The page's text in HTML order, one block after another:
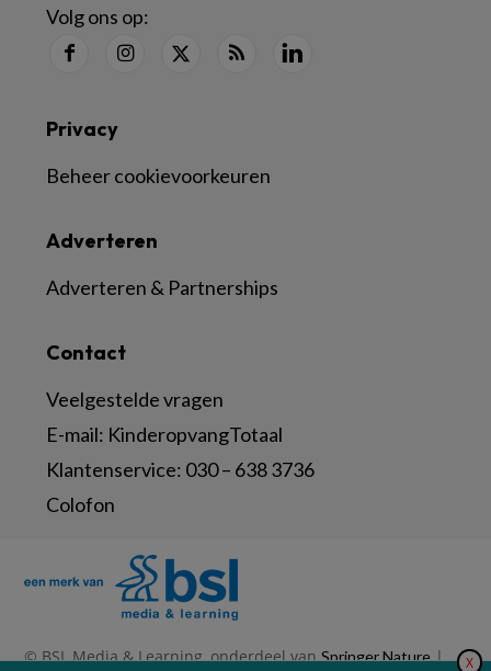
Volg ons op:
Contact
Veelgestelde vragen
E-mail: KinderopvangTotaal
Klantenservice: 030 – 638 3736
Colofon
Adverteren
Adverteren & Partnerships
Privacy
Beheer cookievoorkeuren
© BSL Media & Learning, onderdeel vanSpringer Nature| X